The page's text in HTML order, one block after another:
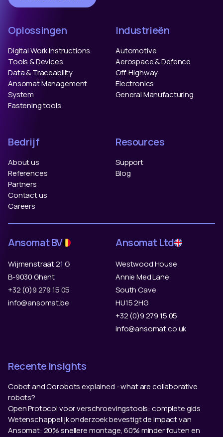
Oplossingen
Digital Work Instructions
Tools & Devices
Data & Traceability
Ansomat Management
System
Fastening tools
Industrieën
Automotive
Aerospace & Defence
Off-Highway
Electronics
General Manufacturing
Bedrijf
About us
References
Partners
Contact us
Careers
Resources
Support
Blog
Ansomat BV
Wijmenstraat 21 G
B-9030 Ghent
+32 (0)9 279 15 05
info@ansomat.be
Ansomat Ltd
Westwood House
Annie Med Lane
South Cave
HU15 2HG
+32 (0)9 279 15 05
info@ansomat.co.uk
Recente Insights
Cobot and Corobots explained - what are collaborative
robots?
Open Protocol voor verschroevingstools: complete gids
Wetenschappelijk onderzoek bevestigt de impact van
Ansomat: 20% snellere montage, 60% minder fouten en